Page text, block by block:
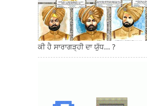
ਕੀ ਹੈ ਸਾਰਾਗੜ੍ਹੀ ਦਾ ਯੁੱਧ... ?